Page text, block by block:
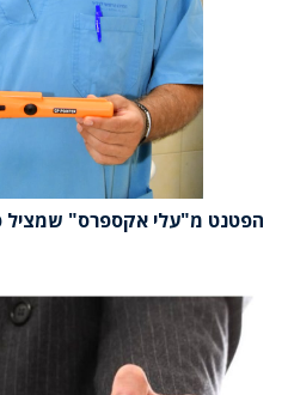
הפטנט מ"עלי אקספרס" שמציל